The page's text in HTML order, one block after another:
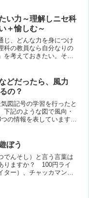
項目までの評価材料
と...
い力～理解しニセ科
＋愉しむ～
じ、どんな力を身につけ
科の教員なら自分なりの
を考えておきたい。そん
す。まず１つはニュース
解する力。...
どだったら、風力
の？
図記号の学習を行ったと
下記のような図で風向・
の情報を表しています。
12までで、当然図記号
ぼう
でんそし）と言う言葉は
りますか？ 100円ライ
ター）、チャッカマン、